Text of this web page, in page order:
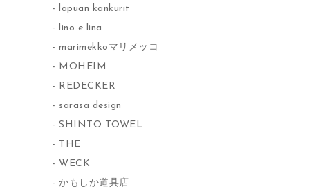
lapuan kankurit
lino e lina
marimekkoマリメッコ
MOHEIM
REDECKER
sarasa design
SHINTO TOWEL
THE
WECK
かもしか道具店